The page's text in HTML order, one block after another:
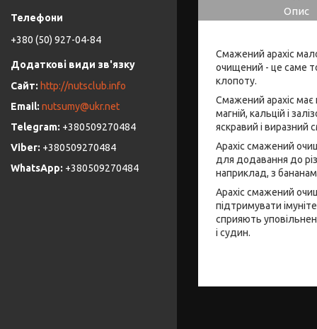
Опис
Смажений арахіс
очищений - це саме
клопоту.
Смажений арахіс має
магній, кальцій і
яскравий і виразний
Арахіс смажений
для додавання до
наприклад, з
Арахіс смажений
підтримувати
сприяють
і судин.
+380 (50) 927-04-84
http://nutsclub.info
nutsumy@ukr.net
+380509270484
+380509270484
+380509270484